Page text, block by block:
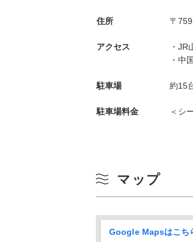
住所 〒
アクセス
・
・中
駐車場 約15
駐車場料金 ＜シ
マップ
Google Mapsはこち